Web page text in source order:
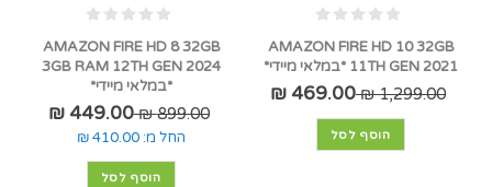
AMAZON FIRE HD 10 32GB
11TH GEN 2021 *במלאי מיידי*
1,299.00 ₪
469.00 ₪
הוסף לסל
AMAZON FIRE HD 8 32GB
3GB RAM 12TH GEN 2024
*במלאי מיידי*
899.00 ₪
449.00 ₪
החל מ: 410.00 ₪
הוסף לסל